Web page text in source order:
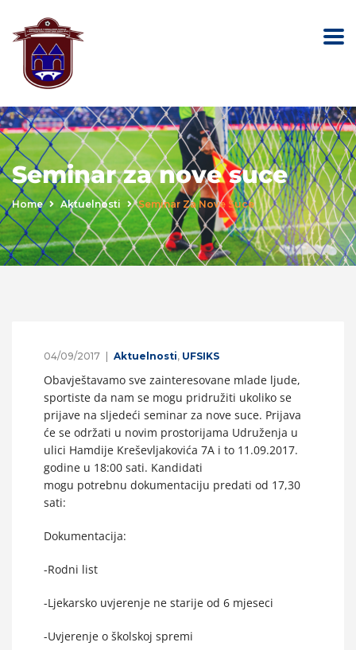
Seminar za nove suce
Home Aktuelnosti Seminar Za Nove Suce
04/09/2017 Aktuelnosti, UFSIKS
Obavještavamo sve zainteresovane mlade ljude,
sportiste da nam se mogu pridružiti ukoliko se
prijave na sljedeći seminar za nove suce. Prijava
će se održati u novim prostorijama Udruženja u
ulici Hamdije Kreševljakovića 7A i to 11.09.2017.
godine u 18:00 sati. Kandidati
mogu potrebnu dokumentaciju predati od 17,30
sati:
Dokumentacija:
-Rodni list
-Ljekarsko uvjerenje ne starije od 6 mjeseci
-Uvjerenje o školskoj spremi